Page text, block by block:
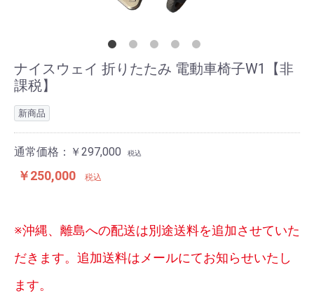
シル
バー
カ
ー・
歩行
電動
車椅
ナイスウェイ 折りたたみ 電動車椅子W1【非
課税】
新商品
通常価格：￥297,000 税込
￥250,000 税込
※沖縄、離島への配送は別途送料を追加させていた
だきます。追加送料はメールにてお知らせいたし
ます。